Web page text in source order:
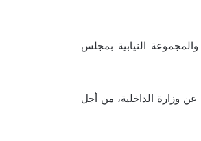
النيابية بمجلس
وزارة الداخلية، من أجل